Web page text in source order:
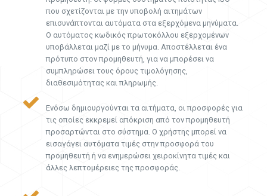
που σχετίζονται με την υποβολή αιτημάτων
επισυνάπτονται αυτόματα στα εξερχόμενα μηνύματα.
Ο αυτόματος κωδικός πρωτοκόλλου εξερχομένων
υποβάλλεται μαζί με το μήνυμα. Αποστέλλεται ένα
πρότυπο στον προμηθευτή, για να μπορέσει να
συμπληρώσει τους όρους τιμολόγησης,
διαθεσιμότητας και πληρωμής.
Ενόσω δημιουργούνται τα αιτήματα, οι προσφορές για
τις οποίες εκκρεμεί απόκριση από τον προμηθευτή
προσαρτώνται στο σύστημα. Ο χρήστης μπορεί να
εισαγάγει αυτόματα τιμές στην προσφορά του
προμηθευτή ή να ενημερώσει χειροκίνητα τιμές και
άλλες λεπτομέρειες της προσφοράς.